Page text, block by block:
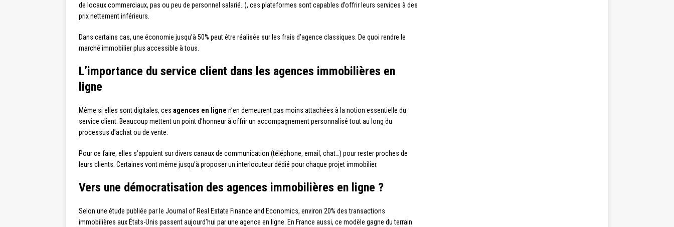
de locaux commerciaux, pas ou peu de personnel salarié…), ces plateformes sont capables d’offrir leurs services à des
prix nettement inférieurs.
Dans certains cas, une économie jusqu’à 50% peut être réalisée sur les frais d’agence classiques. De quoi rendre le
marché immobilier plus accessible à tous.
L’importance du service client dans les agences immobilières en
ligne
Même si elles sont digitales, ces agences en ligne n’en demeurent pas moins attachées à la notion essentielle du
service client. Beaucoup mettent un point d’honneur à offrir un accompagnement personnalisé tout au long du
processus d’achat ou de vente.
Pour ce faire, elles s’appuient sur divers canaux de communication (téléphone, email, chat…) pour rester proches de
leurs clients. Certaines vont même jusqu’à proposer un interlocuteur dédié pour chaque projet immobilier.
Vers une démocratisation des agences immobilières en ligne ?
Selon une étude publiée par le Journal of Real Estate Finance and Economics, environ 20% des transactions
immobilières aux États-Unis passent aujourd’hui par une agence en ligne. En France aussi, ce modèle gagne du terrain